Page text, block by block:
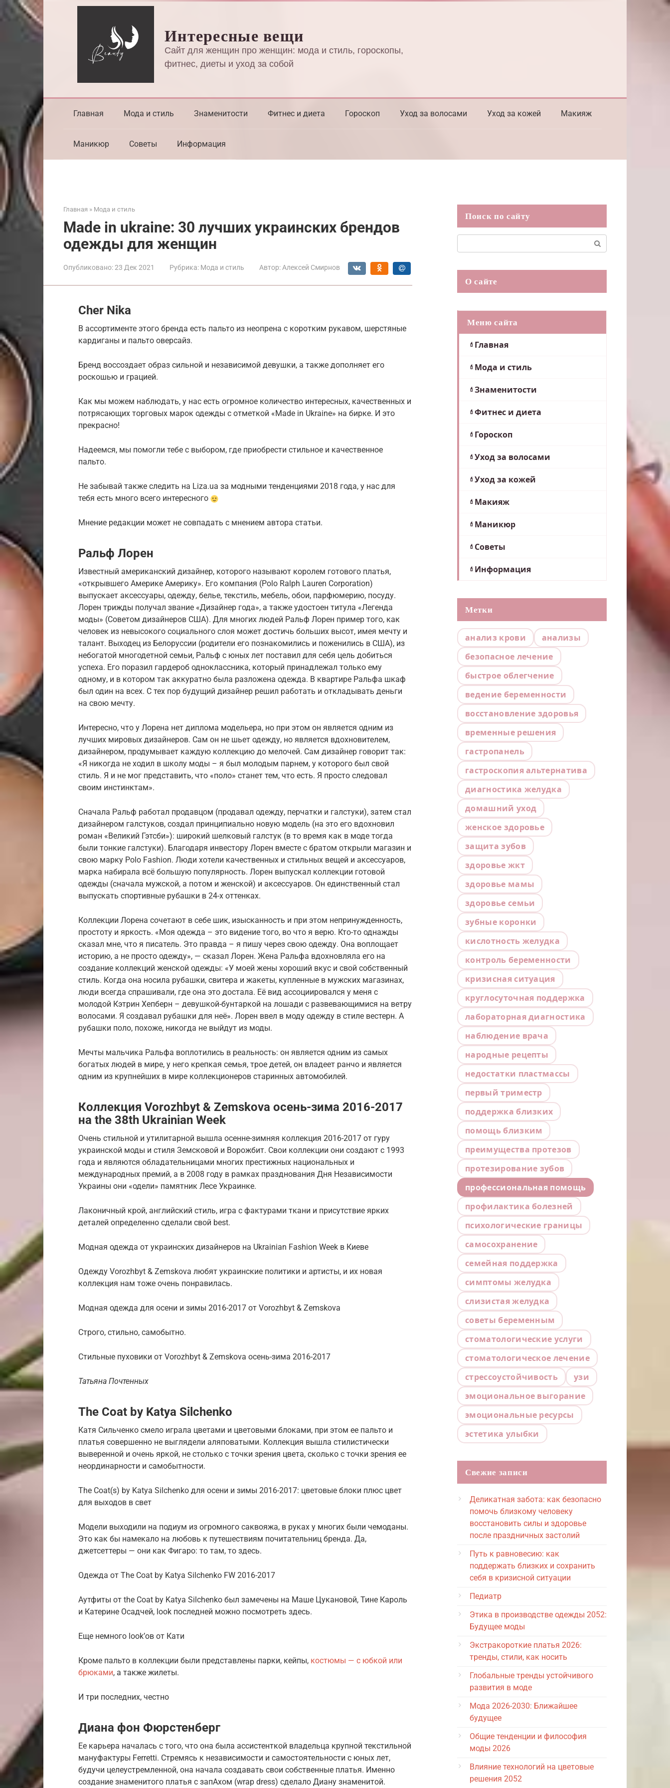
Перейти
к
контенту
Интересные вещи
Сайт для женщин про женщин: мода и стиль, гороскопы,
фитнес, диеты и уход за собой
Главная Мода и стиль Знаменитости Фитнес и диета Гороскоп Уход за волосами Уход за кожей Макияж
Маникюр Советы Информация
Главная » Мода и стиль
Made in ukraine: 30 лучших украинских брендов
одежды для женщин
Опубликовано:23 Дек 2021 Рубрика: Мода и стиль Автор: Алексей Смирнов
Cher Nika
В ассортименте этого бренда есть пальто из неопрена с коротким рукавом, шерстяные
кардиганы и пальто оверсайз.
Бренд воссоздает образ сильной и независимой девушки, а также дополняет его
роскошью и грацией.
Как мы можем наблюдать, у нас есть огромное количество интересных, качественных и
потрясающих торговых марок одежды с отметкой «Made in Ukraine» на бирке. И это
прекрасно!
Надеемся, мы помогли тебе с выбором, где приобрести стильное и качественное
пальто.
Не забывай также следить на Liza.ua за модными тенденциями 2018 года, у нас для
тебя есть много всего интересного
Мнение редакции может не совпадать с мнением автора статьи.
Ральф Лорен
Известный американский дизайнер, которого называют королем готового платья,
«открывшего Америке Америку». Его компания (Polo Ralph Lauren Corporation)
выпускает аксессуары, одежду, белье, текстиль, мебель, обои, парфюмерию, посуду.
Лорен трижды получал звание «Дизайнер года», а также удостоен титула «Легенда
моды» (Советом дизайнеров США). Для многих людей Ральф Лорен пример того, как
человек из невысокого социального слоя может достичь больших высот, имея мечту и
талант. Выходец из Белоруссии (родители его познакомились и поженились в США), из
небогатой многодетной семьи, Ральф с юных лет поставил для себя цель добиться
успеха. Его поразил гардероб одноклассника, который принадлежал только ему
одному, и в котором так аккуратно была разложена одежда. В квартире Ральфа шкаф
был один на всех. С тех пор будущий дизайнер решил работать и откладывать деньги
на свою мечту.
Интересно, что у Лорена нет диплома модельера, но при этом он является одним из
лучших мировых дизайнеров. Сам он не шьет одежду, но является вдохновителем,
дизайнером, продумывает каждую коллекцию до мелочей. Сам дизайнер говорит так:
«Я никогда не ходил в школу моды – я был молодым парнем, у которого был свой
стиль. Я и не мог представить, что «поло» станет тем, что есть. Я просто следовал
своим инстинктам».
Сначала Ральф работал продавцом (продавал одежду, перчатки и галстуки), затем стал
дизайнером галстуков, создал принципиально новую модель (на это его вдохновил
роман «Великий Гэтсби»): широкий шелковый галстук (в то время как в моде тогда
были тонкие галстуки). Благодаря инвестору Лорен вместе с братом открыли магазин и
свою марку Polo Fashion. Люди хотели качественных и стильных вещей и аксессуаров,
марка набирала всё большую популярность. Лорен выпускал коллекции готовой
одежды (сначала мужской, а потом и женской) и аксессуаров. Он единственный стал
выпускать спортивные рубашки в 24-х оттенках.
Коллекции Лорена сочетают в себе шик, изысканность и при этом непринужденность,
простоту и яркость. «Моя одежда – это видение того, во что я верю. Кто-то однажды
сказал мне, что я писатель. Это правда – я пишу через свою одежду. Она воплощает
историю, а не просто одежду», — сказал Лорен. Жена Ральфа вдохновляла его на
создание коллекций женской одежды: «У моей жены хороший вкус и свой собственный
стиль. Когда она носила рубашки, свитера и жакеты, купленные в мужских магазинах,
люди всегда спрашивали, где она это достала. Её вид ассоциировался у меня с
молодой Кэтрин Хепберн – девушкой-бунтаркой на лошади с развевающимися на ветру
волосами. Я создавал рубашки для неё». Лорен ввел в моду одежду в стиле вестерн. А
рубашки поло, похоже, никогда не выйдут из моды.
Мечты мальчика Ральфа воплотились в реальность: он является одним из самых
богатых людей в мире, у него крепкая семья, трое детей, он владеет ранчо и является
одним из крупнейших в мире коллекционеров старинных автомобилей.
Коллекция Vorozhbyt & Zemskova осень-зима 2016-2017
на the 38th Ukrainian Week
Очень стильной и утилитарной вышла осенне-зимняя коллекция 2016-2017 от гуру
украинской моды и стиля Земсковой и Ворожбит. Свои коллекции они создают с 1993
года и являются обладательницами многих престижных национальных и
международных премий, а в 2008 году в рамках празднования Дня Независимости
Украины они «одели» памятник Лесе Украинке.
Лаконичный крой, английский стиль, игра с фактурами ткани и присутствие ярких
деталей определенно сделали свой best.
Модная одежда от украинских дизайнеров на Ukrainian Fashion Week в Киеве
Одежду Vorozhbyt & Zemskova любят украинские политики и артисты, и их новая
коллекция нам тоже очень понравилась.
Модная одежда для осени и зимы 2016-2017 от Vorozhbyt & Zemskova
Строго, стильно, самобытно.
Стильные пуховики от Vorozhbyt & Zemskova осень-зима 2016-2017
Татьяна Почтенных
The Coat by Katya Silchenko
Катя Сильченко смело играла цветами и цветовыми блоками, при этом ее пальто и
платья совершенно не выглядели аляповатыми. Коллекция вышла стилистически
выверенной и очень яркой, не столько с точки зрения цвета, сколько с точки зрения ее
неординарности и самобытности.
The Coat(s) by Katya Silchenko для осени и зимы 2016-2017: цветовые блоки плюс цвет
для выходов в свет
Модели выходили на подиум из огромного саквояжа, в руках у многих были чемоданы.
Это как бы намекало на любовь к путешествиям почитательниц бренда. Да,
джетсеттеры — они как Фигаро: то там, то здесь.
Одежда от The Coat by Katya Silchenko FW 2016-2017
Аутфиты от the Coat by Katya Silchenko был замечены на Маше Цукановой, Тине Кароль
и Катерине Осадчей, look последней можно посмотреть здесь.
Еще немного look’ов от Кати
Кроме пальто в коллекции были представлены парки, кейпы, костюмы — с юбкой или
брюками, а также жилеты.
И три последних, честно
Диана фон Фюрстенберг
Ее карьера началась с того, что она была ассистенткой владельца крупной текстильной
мануфактуры Ferretti. Стремясь к независимости и самостоятельности с юных лет,
будучи целеустремленной, она начала создавать свои собственные платья. Именно
создание знаменитого платья с запАхом (wrap dress) сделало Диану знаменитой.
Поиск по сайту
О сайте
Меню сайта
Главная
Мода и стиль
Знаменитости
Фитнес и диета
Гороскоп
Уход за волосами
Уход за кожей
Макияж
Маникюр
Советы
Информация
Метки
анализ крови
анализы
безопасное лечение
быстрое облегчение
ведение беременности
восстановление здоровья
временные решения
гастропанель
гастроскопия альтернатива
диагностика желудка
домашний уход
женское здоровье
защита зубов
здоровье жкт
здоровье мамы
здоровье семьи
зубные коронки
кислотность желудка
контроль беременности
кризисная ситуация
круглосуточная поддержка
лабораторная диагностика
наблюдение врача
народные рецепты
недостатки пластмассы
первый триместр
поддержка близких
помощь близким
преимущества протезов
протезирование зубов
профессиональная помощь
профилактика болезней
психологические границы
самосохранение
семейная поддержка
симптомы желудка
слизистая желудка
советы беременным
стоматологические услуги
стоматологическое лечение
стрессоустойчивость
узи
эмоциональное выгорание
эмоциональные ресурсы
эстетика улыбки
Свежие записи
Деликатная забота: как безопасно
помочь близкому человеку
восстановить силы и здоровье
после праздничных застолий
Путь к равновесию: как
поддержать близких и сохранить
себя в кризисной ситуации
Педиатр
Этика в производстве одежды 2052:
Будущее моды
Экстракороткие платья 2026:
тренды, стили, как носить
Глобальные тренды устойчивого
развития в моде
Мода 2026-2030: Ближайшее
будущее
Общие тенденции и философия
моды 2026
Влияние технологий на цветовые
решения 2052